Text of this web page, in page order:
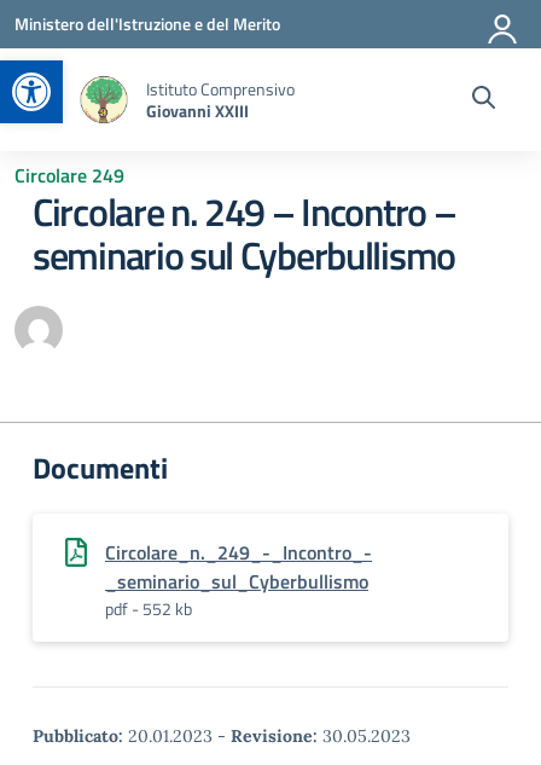
Apri la barra degli strumenti
Vai ai contenuti
Vai al menu di navigazione
Vai al footer
Ministero dell'Istruzione e del Merito
Istituto Comprensivo
Giovanni XXIII
Circolare 249
Circolare n. 249 – Incontro –
seminario sul Cyberbullismo
Documenti
Circolare_n._249_-_Incontro_-
_seminario_sul_Cyberbullismo
pdf - 552 kb
Pubblicato: 20.01.2023 - Revisione: 30.05.2023